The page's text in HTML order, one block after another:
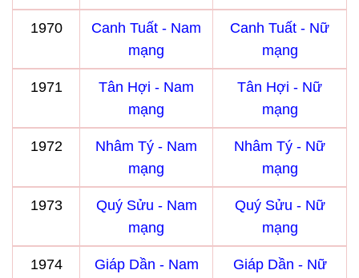
1970
Canh Tuất - Nam
mạng
Canh Tuất - Nữ
mạng
1971
Tân Hợi - Nam
mạng
Tân Hợi - Nữ
mạng
1972
Nhâm Tý - Nam
mạng
Nhâm Tý - Nữ
mạng
1973
Quý Sửu - Nam
mạng
Quý Sửu - Nữ
mạng
1974
Giáp Dần - Nam
Giáp Dần - Nữ